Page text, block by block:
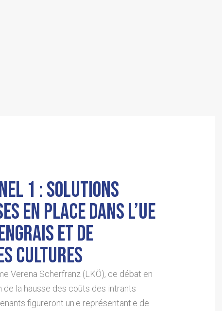
1 : SOLUTIONS
EN PLACE DANS L’UE
ET DE
CULTURES
Verena Scherfranz (LKÖ), ce débat en
de la hausse des coûts des intrants
figureront un.e représentant.e de